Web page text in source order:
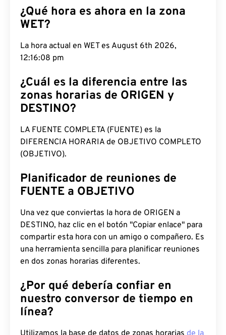
¿Qué hora es ahora en la zona
WET?
La hora actual en WET es August 6th 2026,
12:16:09 pm
¿Cuál es la diferencia entre las
zonas horarias de ORIGEN y
DESTINO?
LA FUENTE COMPLETA (FUENTE) es la
DIFERENCIA HORARIA de OBJETIVO COMPLETO
(OBJETIVO).
Planificador de reuniones de
FUENTE a OBJETIVO
Una vez que conviertas la hora de ORIGEN a
DESTINO, haz clic en el botón "Copiar enlace" para
compartir esta hora con un amigo o compañero. Es
una herramienta sencilla para planificar reuniones
en dos zonas horarias diferentes.
¿Por qué debería confiar en
nuestro conversor de tiempo en
línea?